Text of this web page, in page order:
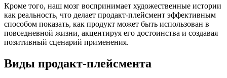
Кроме того, наш мозг воспринимает художественные истории
как реальность, что делает продакт-плейсмент эффективным
способом показать, как продукт может быть использован в
повседневной жизни, акцентируя его достоинства и создавая
позитивный сценарий применения.
Виды продакт-плейсмента